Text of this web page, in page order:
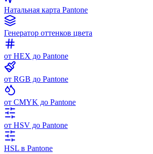
Натальная карта Pantone
Генератор оттенков цвета
от HEX до Pantone
от RGB до Pantone
от CMYK до Pantone
от HSV до Pantone
HSL в Pantone